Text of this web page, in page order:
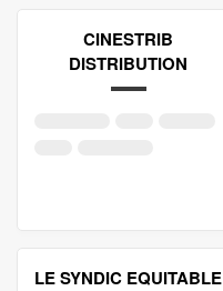
CINESTRIB
DISTRIBUTION
LE SYNDIC EQUITABLE